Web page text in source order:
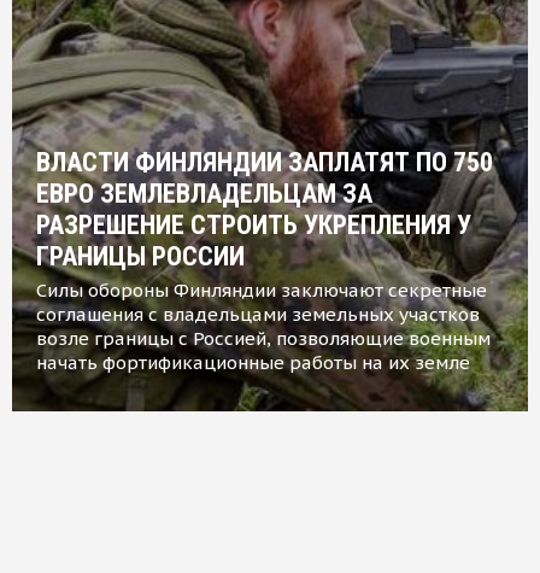
ВЛАСТИ ФИНЛЯНДИИ ЗАПЛАТЯТ ПО 750
ЕВРО ЗЕМЛЕВЛАДЕЛЬЦАМ ЗА
РАЗРЕШЕНИЕ СТРОИТЬ УКРЕПЛЕНИЯ У
ГРАНИЦЫ РОССИИ
Силы обороны Финляндии заключают секретные
соглашения с владельцами земельных участков
возле границы с Россией, позволяющие военным
начать фортификационные работы на их земле